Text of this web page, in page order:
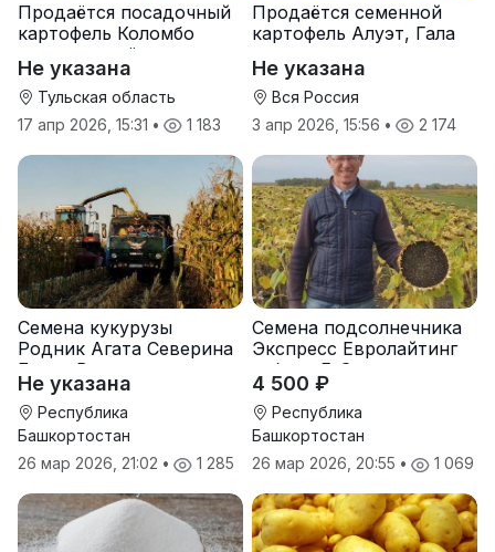
Продаётся посадочный
картофель Коломбо
оптом от трёх тонн
Не указана
Тульская область
17 апр 2026, 15:31 • 1 183
Продаётся семенной
картофель Алуэт, Гала
Не указана
Вся Россия
3 апр 2026, 15:56 • 2 174
Семена кукурузы
Родник Агата Северина
Берта Вилора
Прохладненский Дарина
Росс Машук Катерина
Не указана
Республика
Башкортостан
26 мар 2026, 21:02 • 1 285
Семена подсолнечника
Экспресс Евролайтинг
гибрид F-G+
4 500 ₽
Республика
Башкортостан
26 мар 2026, 20:55 • 1 069